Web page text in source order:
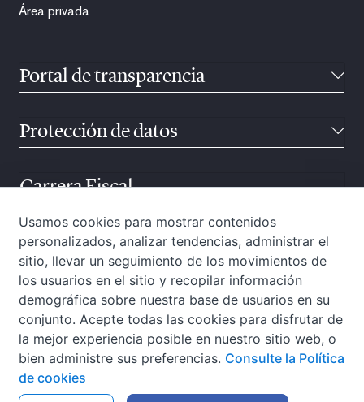
Área privada
Portal de transparencia
Protección de datos
Carrera Fiscal
Atención ciudadana
Usamos cookies para mostrar contenidos
personalizados, analizar tendencias, administrar el
sitio, llevar un seguimiento de los movimientos de
los usuarios en el sitio y recopilar información
demográfica sobre nuestra base de usuarios en su
conjunto. Acepte todas las cookies para disfrutar de
la mejor experiencia posible en nuestro sitio web, o
bien administre sus preferencias. Consulte la Política
de cookies